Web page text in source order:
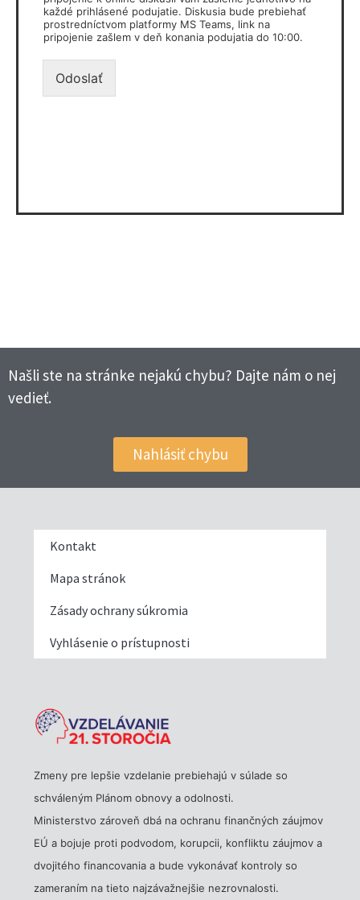
každé prihlásené podujatie. Diskusia bude prebiehať
prostredníctvom platformy MS Teams, link na
pripojenie zašlem v deň konania podujatia do 10:00.
Odoslať
Našli ste na stránke nejakú chybu? Dajte nám o nej
vedieť.
Nahlásiť chybu
Kontakt
Mapa stránok
Zásady ochrany súkromia
Vyhlásenie o prístupnosti
Zmeny pre lepšie vzdelanie prebiehajú v súlade so
schváleným Plánom obnovy a odolnosti.
Ministerstvo zároveň dbá na ochranu finančných záujmov
EÚ a bojuje proti podvodom, korupcii, konfliktu záujmov a
dvojitého financovania a bude vykonávať kontroly so
zameraním na tieto najzávažnejšie nezrovnalosti.